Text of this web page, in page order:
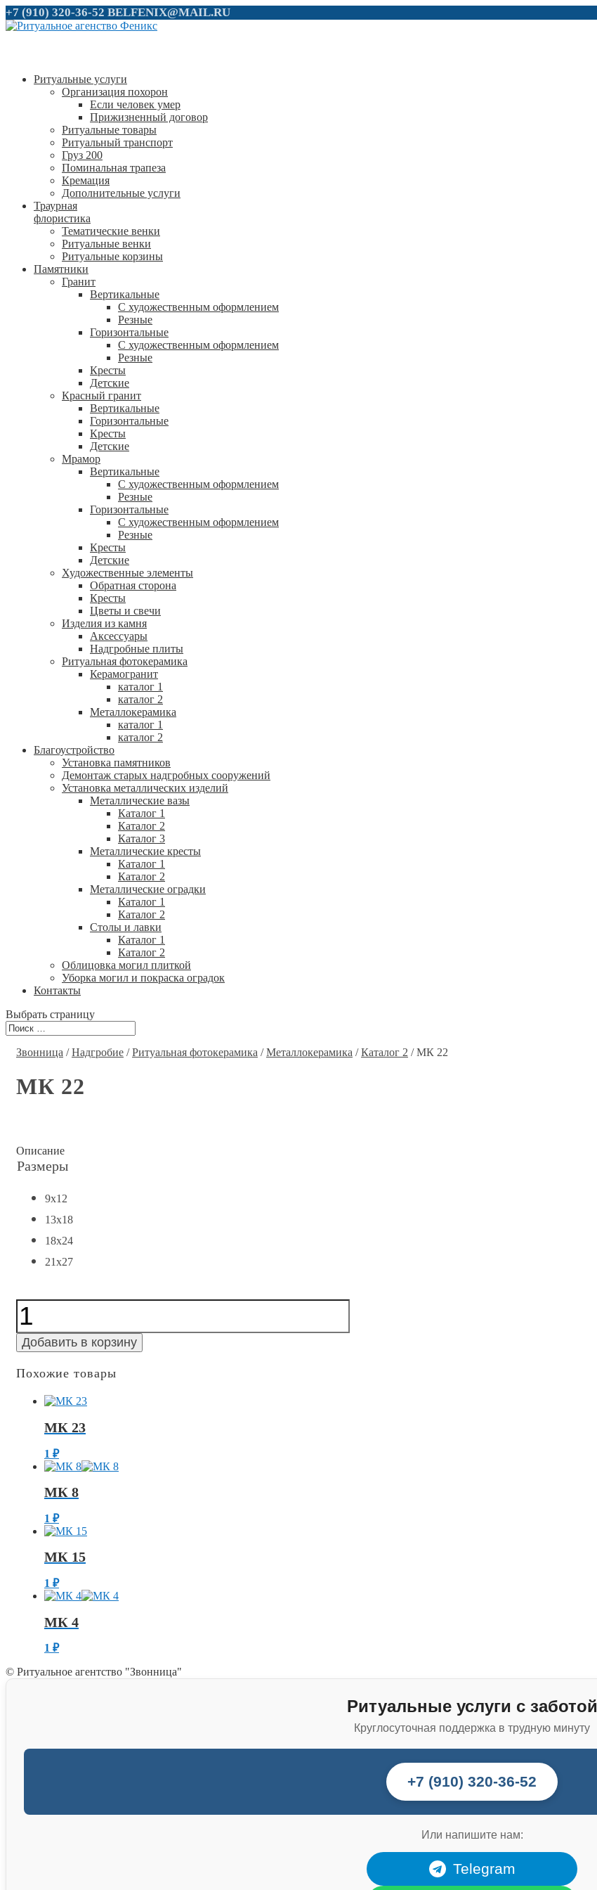
+7 (910) 320-36-52 BELFENIX@MAIL.RU
Ритуальные услуги
Организация похорон
Если человек умер
Прижизненный договор
Ритуальные товары
Ритуальный транспорт
Груз 200
Поминальная трапеза
Кремация
Дополнительные услуги
Траурная
флористика
Тематические венки
Ритуальные венки
Ритуальные корзины
Памятники
Гранит
Вертикальные
С художественным оформлением
Резные
Горизонтальные
С художественным оформлением
Резные
Кресты
Детские
Красный гранит
Вертикальные
Горизонтальные
Кресты
Детские
Мрамор
Вертикальные
С художественным оформлением
Резные
Горизонтальные
С художественным оформлением
Резные
Кресты
Детские
Художественные элементы
Обратная сторона
Кресты
Цветы и свечи
Изделия из камня
Аксессуары
Надгробные плиты
Ритуальная фотокерамика
Керамогранит
каталог 1
каталог 2
Металлокерамика
каталог 1
каталог 2
Благоустройство
Установка памятников
Демонтаж старых надгробных сооружений
Установка металлических изделий
Металлические вазы
Каталог 1
Каталог 2
Каталог 3
Металлические кресты
Каталог 1
Каталог 2
Металлические оградки
Каталог 1
Каталог 2
Столы и лавки
Каталог 1
Каталог 2
Облицовка могил плиткой
Уборка могил и покраска оградок
Контакты
Выбрать страницу
Звонница /Надгробие /Ритуальная фотокерамика /Металлокерамика /Каталог 2 / МК 22
МК 22
Описание
Размеры
9x12
13x18
18x24
21x27
Количество
22
Добавить в корзину
Похожие товары
МК 23
1 ₽
МК 8
1 ₽
МК 15
1 ₽
МК 4
1 ₽
© Ритуальное агентство "Звонница"
Ритуальные услуги с заботой
Круглосуточная поддержка в трудную минуту
+7 (910) 320-36-52
Или напишите нам:
Telegram